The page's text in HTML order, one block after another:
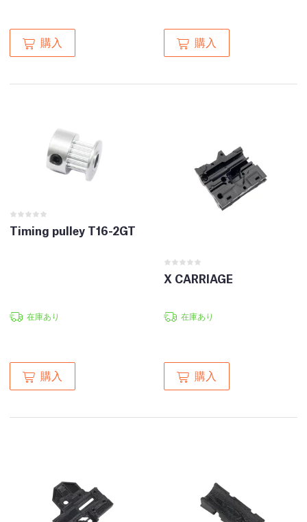
購入 購入
Timing pulley T16-2GT
在庫あり
購入
X CARRIAGE
在庫あり
購入